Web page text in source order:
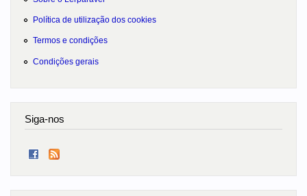
Política de utilização dos cookies
Termos e condições
Condições gerais
Siga-nos